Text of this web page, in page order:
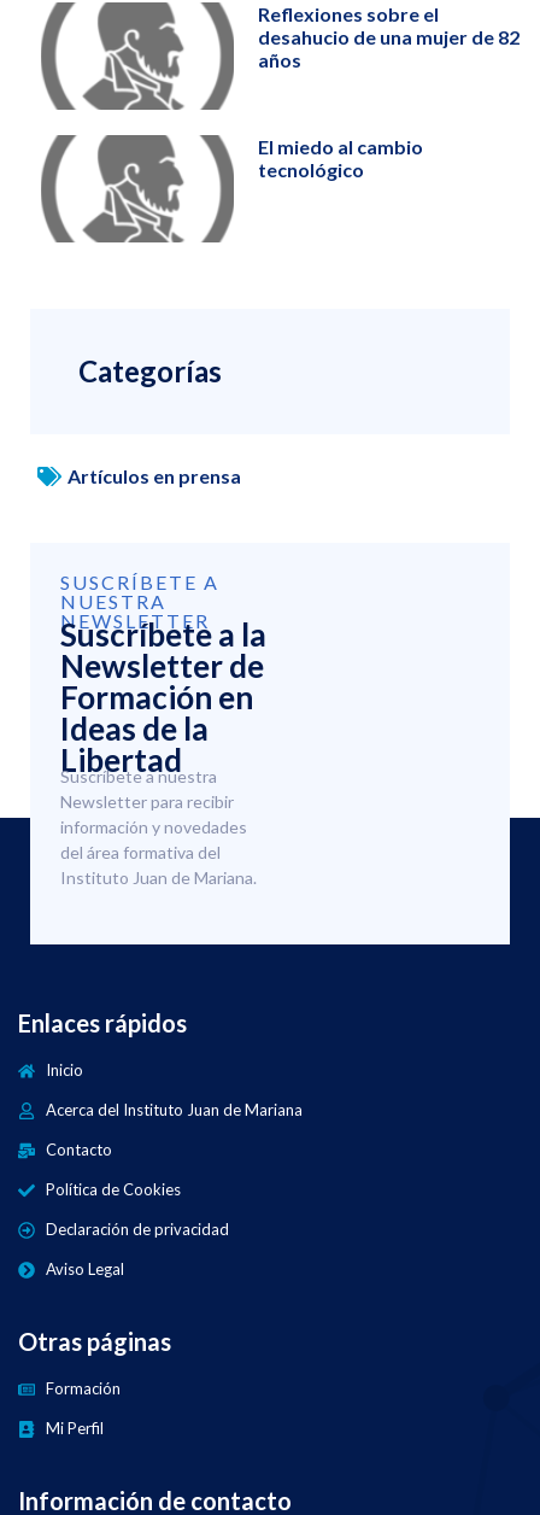
Reflexiones sobre el
desahucio de una mujer de 82
años
El miedo al cambio
tecnológico
Categorías
Artículos en prensa
SUSCRÍBETE A
NUESTRA
NEWSLETTER
Suscríbete a la
Newsletter de
Formación en
Ideas de la
Libertad
Suscríbete a nuestra
Newsletter para recibir
información y novedades
del área formativa del
Instituto Juan de Mariana.
Enlaces rápidos
Inicio
Acerca del Instituto Juan de Mariana
Contacto
Política de Cookies
Declaración de privacidad
Aviso Legal
Otras páginas
Formación
Mi Perfil
Información de contacto